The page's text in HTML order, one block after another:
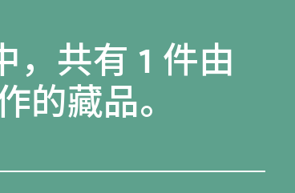
，共有 1 件由
的藏品。